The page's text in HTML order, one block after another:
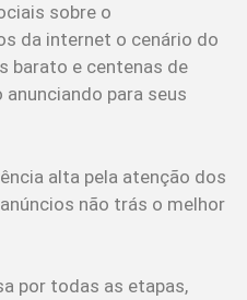
sobre o
da internet o cenário do
barato e centenas de
para seus
alta pela atenção dos
não trás o melhor
por todas as etapas,